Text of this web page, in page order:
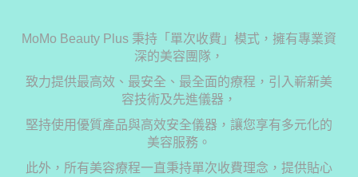
MoMo Beauty Plus 秉持「單次收費」模式，擁有專業資
深的美容團隊，
致力提供最高效、最安全、最全面的療程，引入嶄新美
容技術及先進儀器，
堅持使用優質產品與高效安全儀器，讓您享有多元化的
美容服務。
此外，所有美容療程一直秉持單次收費理念，提供貼心